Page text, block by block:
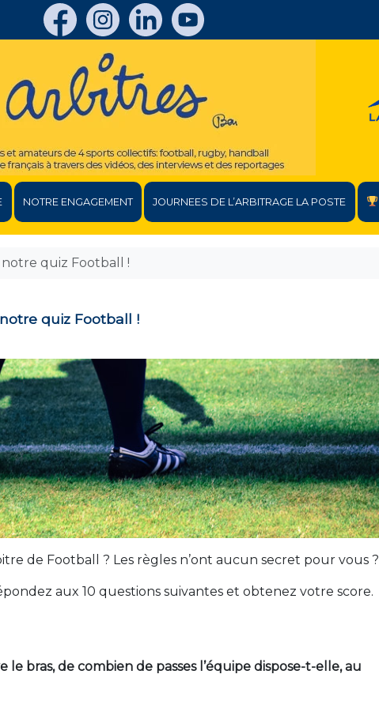
NOTRE ENGAGEMENT JOURNEES DE L’ARBITRAGE LA POSTE
notre quiz Football !
quiz Football !
de Football ? Les règles n’ont aucun secret pour vous ?
aux 10 questions suivantes et obtenez votre score.
le bras, de combien de passes l’équipe dispose-t-elle, au